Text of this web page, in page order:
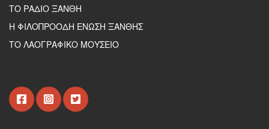
ΤΟ ΡΑΔΙΟ ΞΑΝΘΗ
Η ΦΙΛΟΠΡΟΟΔΗ ΕΝΩΣΗ ΞΑΝΘΗΣ
ΤΟ ΛΑΟΓΡΑΦΙΚΟ ΜΟΥΣΕΙΟ